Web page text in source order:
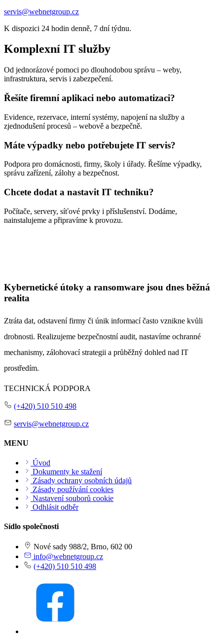
servis@webnetgroup.cz
K dispozici 24 hodin denně, 7 dní týdnu.
Komplexní IT služby
Od jednorázové pomoci po dlouhodobou správu – weby,
infrastruktura, servis i zabezpečení.
Řešíte firemní aplikaci nebo automatizaci?
Evidence, rezervace, interní systémy, napojení na služby a
zjednodušení procesů – webově a bezpečně.
Máte výpadky nebo potřebujete IT servis?
Podpora pro domácnosti, firmy, školy i úřady. Řešíme výpadky,
správu zařízení, zálohy a bezpečnost.
Chcete dodat a nastavit IT techniku?
Počítače, servery, síťové prvky i příslušenství. Dodáme,
nainstalujeme a připravíme k provozu.
Kybernetické útoky a ransomware jsou dnes běžná
realita
Ztráta dat, odstavení firmy či únik informacíčasto vznikne kvůli
drobnosti. Realizujeme bezpečnostní audit, nastavíme ochranné
mechanismy, zálohovací strategii a průběžný dohled nad IT
prostředím.
TECHNICKÁ PODPORA
(+420) 510 510 498
servis@webnetgroup.cz
MENU
Úvod
Dokumenty ke stažení
Zásady ochrany osobních údajů
Zásady používání cookies
Nastavení souborů cookie
Odhlásit odběr
Sídlo společnosti
Nové sady 988/2, Brno, 602 00
info@webnetgroup.cz
(+420) 510 510 498